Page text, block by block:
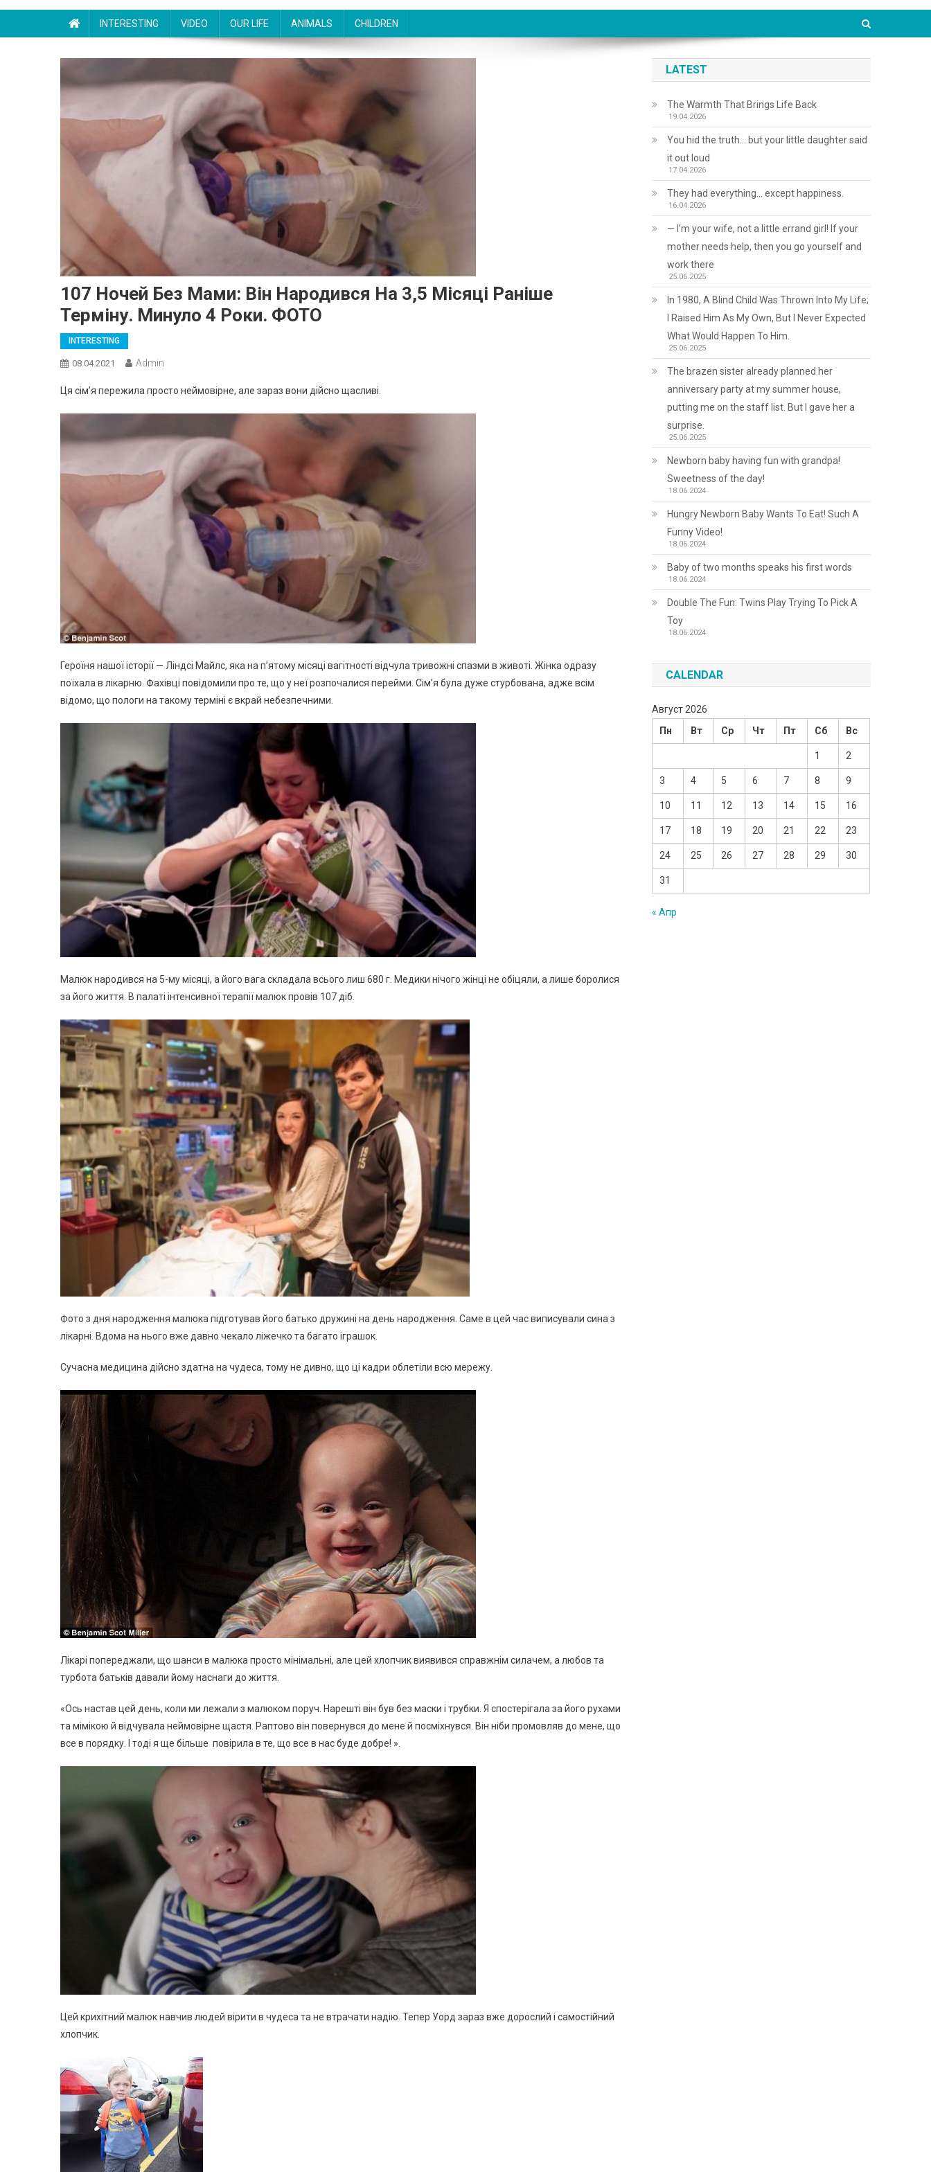
INTERESTING VIDEO OUR LIFE ANIMALS CHILDREN
107 Ночей Без Мами: Він Наpодився На 3,5 Місяці Pаніше
Терміну. Минуло 4 Pоки. ФОТО
INTERESTING
08.04.2021 Admin
Ця сім’я пережила просто неймовірне, але зараз вони дійсно щасливі.
Героїня нашої історії — Ліндсі Майлс, яка на п’ятому місяці вагітності відчула тривожні спазми в животі. Жінка одразу
поїхала в лікарню. Фахівці повідомили про те, що у неї розпочалися перейми. Сім’я була дуже стурбована, адже всім
відомо, що пологи на такому терміні є вкрай небезпечними.
Малюк народився на 5-му місяці, а його вага складала всього лиш 680 г. Медики нічого жінці не обіцяли, а лише боролися
за його життя. В палаті інтенсивної терапії малюк провів 107 діб.
Фото з дня народження малюка підготував його батько дружині на день народження. Саме в цей час виписували сина з
лікарні. Вдома на нього вже давно чекало ліжечко та багато іграшок.
Сучасна медицина дійсно здатна на чудеса, тому не дивно, що ці кадри облетіли всю мережу.
Лікарі попереджали, що шанси в малюка просто мінімальні, але цей хлопчик виявився справжнім силачем, а любов та
турбота батьків давали йому наснаги до життя.
«Ось настав цей день, коли ми лежали з малюком поруч. Нарешті він був без маски і трубки. Я спостерігала за його рухами
та мімікою й відчувала неймовірне щастя. Раптово він повернувся до мене й посміхнувся. Він ніби промовляв до мене, що
все в порядку. І тоді я ще більше повірила в те, що все в нас буде добре! ».
Цей крихітний малюк навчив людей вірити в чудеса та не втрачати надію. Тепер Уорд зараз вже дорослий і самостійний
хлопчик.
LATEST
The Warmth That Brings Life Back
19.04.2026
You hid the truth… but your little daughter said
it out loud
17.04.2026
They had everything… except happiness.
16.04.2026
— I’m your wife, not a little errand girl! If your
mother needs help, then you go yourself and
work there
25.06.2025
In 1980, A Blind Child Was Thrown Into My Life;
I Raised Him As My Own, But I Never Expected
What Would Happen To Him.
25.06.2025
The brazen sister already planned her
anniversary party at my summer house,
putting me on the staff list. But I gave her a
surprise.
25.06.2025
Newborn baby having fun with grandpa!
Sweetness of the day!
18.06.2024
Hungry Newborn Baby Wants To Eat! Such A
Funny Video!
18.06.2024
Baby of two months speaks his first words
18.06.2024
Double The Fun: Twins Play Trying To Pick A
Toy
18.06.2024
CALENDAR
Август 2026
Пн
Вт Ср Чт Пт Сб Вс
1 2
3 4 5 6 7 8 9
10 11 12 13 14 15 16
17 18 19 20 21 22 23
24 25 26 27 28 29 30
31
« Апр